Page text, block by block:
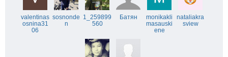
valentinas
osnina31
06
sosnonde
n
1_259899
560
Батян
monikakli
masauski
ene
nataliakra
sview